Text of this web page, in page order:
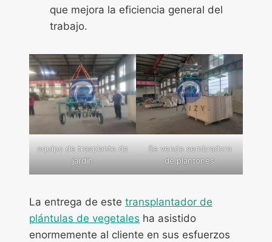
que mejora la eficiencia general del
trabajo.
equipo de trasplante de
jardín
Se vende sembradora
de plantones
La entrega de este transplantador de
plántulas de vegetales ha asistido
enormemente al cliente en sus esfuerzos